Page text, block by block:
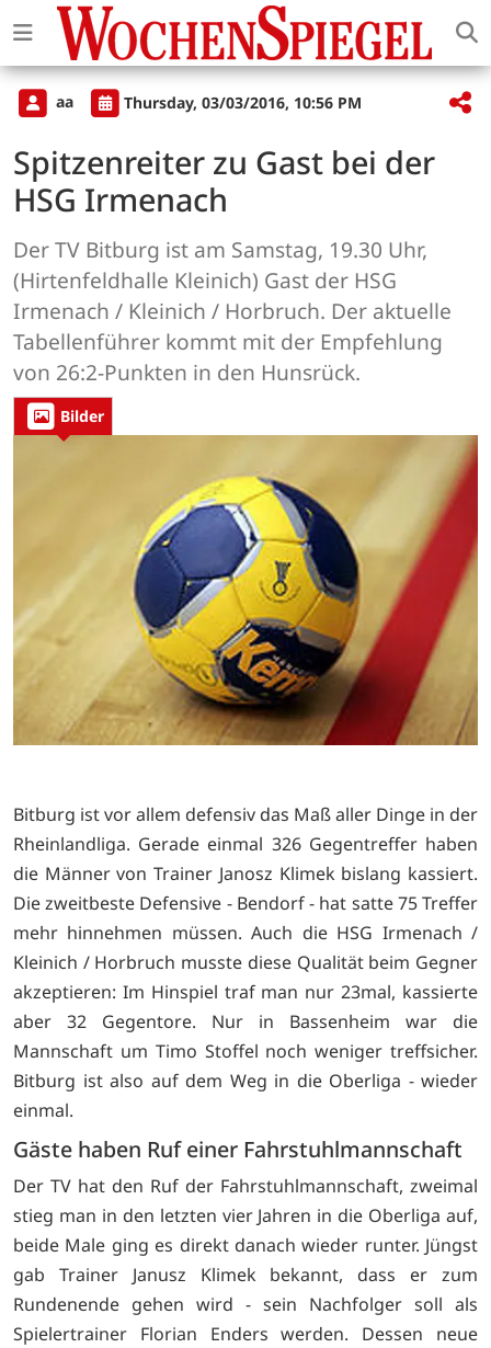
aa Thursday, 03/03/2016, 10:56 PM
Spitzenreiter zu Gast bei der
HSG Irmenach
Der TV Bitburg ist am Samstag, 19.30 Uhr,
(Hirtenfeldhalle Kleinich) Gast der HSG
Irmenach / Kleinich / Horbruch. Der aktuelle
Tabellenführer kommt mit der Empfehlung
von 26:2-Punkten in den Hunsrück.
Bilder
Bitburg ist vor allem defensiv das Maß aller Dinge in der
Rheinlandliga. Gerade einmal 326 Gegentreffer haben
die Männer von Trainer Janosz Klimek bislang kassiert.
Die zweitbeste Defensive - Bendorf - hat satte 75 Treffer
mehr hinnehmen müssen. Auch die HSG Irmenach /
Kleinich / Horbruch musste diese Qualität beim Gegner
akzeptieren: Im Hinspiel traf man nur 23mal, kassierte
aber 32 Gegentore. Nur in Bassenheim war die
Mannschaft um Timo Stoffel noch weniger treffsicher.
Bitburg ist also auf dem Weg in die Oberliga - wieder
einmal.
Gäste haben Ruf einer Fahrstuhlmannschaft
Der TV hat den Ruf der Fahrstuhlmannschaft, zweimal
stieg man in den letzten vier Jahren in die Oberliga auf,
beide Male ging es direkt danach wieder runter. Jüngst
gab Trainer Janusz Klimek bekannt, dass er zum
Rundenende gehen wird - sein Nachfolger soll als
Spielertrainer Florian Enders werden. Dessen neue